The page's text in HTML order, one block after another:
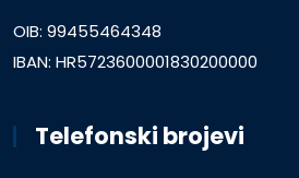
OIB: 99455464348
IBAN: HR5723600001830200000
Telefonski brojevi